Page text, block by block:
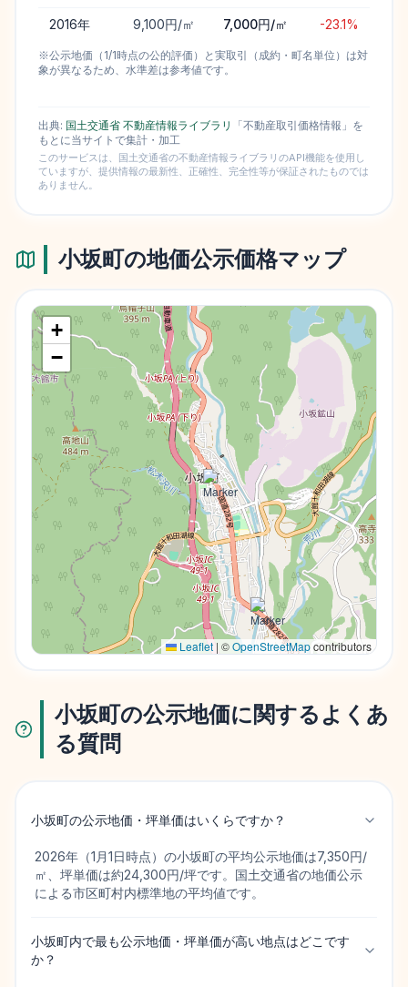
2016年 9,100円/㎡ 7,000円/㎡ -23.1%
※公示地価（1/1時点の公的評価）と実取引（成約・町名単位）は対
象が異なるため、水準差は参考値です。
出典: 国土交通省 不動産情報ライブラリ
「不動産取引価格情報」を
もとに当サイトで集計・加工
このサービスは、国土交通省の不動産情報ライブラリのAPI機能を使用し
ていますが、提供情報の最新性、正確性、完全性等が保証されたものでは
ありません。
小坂町の地価公示価格マップ
+
−
Leaflet | ©OpenStreetMapcontributors
小坂町の公示地価に関するよくあ
る質問
小坂町の公示地価・坪単価はいくらですか？
2026年（1月1日時点）の小坂町の平均公示地価は7,350円/
㎡、坪単価は約24,300円/坪です。国土交通省の地価公示
による市区町村内標準地の平均値です。
小坂町内で最も公示地価・坪単価が高い地点はどこです
か？